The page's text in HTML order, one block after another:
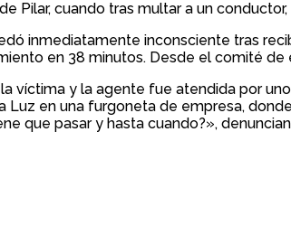
Pilar, cuando tras multar a un
inmediatamente inconsciente tras
en 38 minutos. Desde el comité
víctima y la agente fue atendida por
Luz en una furgoneta de empresa,
que pasar y hasta cuando?»,